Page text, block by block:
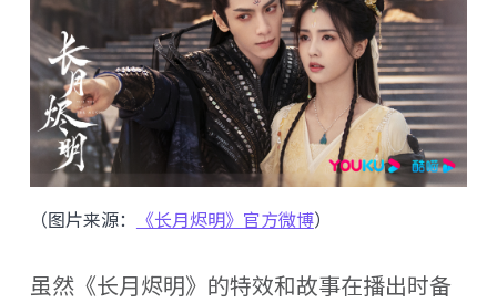
（图片来源： 《长月烬明》官方微博）
虽然《长月烬明》的特效和故事在播出时备